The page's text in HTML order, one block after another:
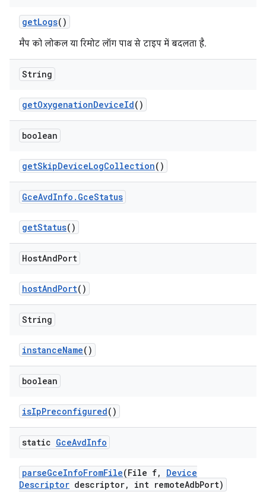
getLogs()
मैप को लोकल या रिमोट लॉग पाथ से टाइप में बदलता है.
String
getOxygenationDeviceId()
boolean
getSkipDeviceLogCollection()
GceAvdInfo . GceStatus
getStatus()
HostAndPort
hostAndPort()
String
instanceName()
boolean
isIpPreconfigured()
static GceAvdInfo
parseGceInfoFromFile(File f,
Device
Descriptor descriptor, int remoteAdbPort)